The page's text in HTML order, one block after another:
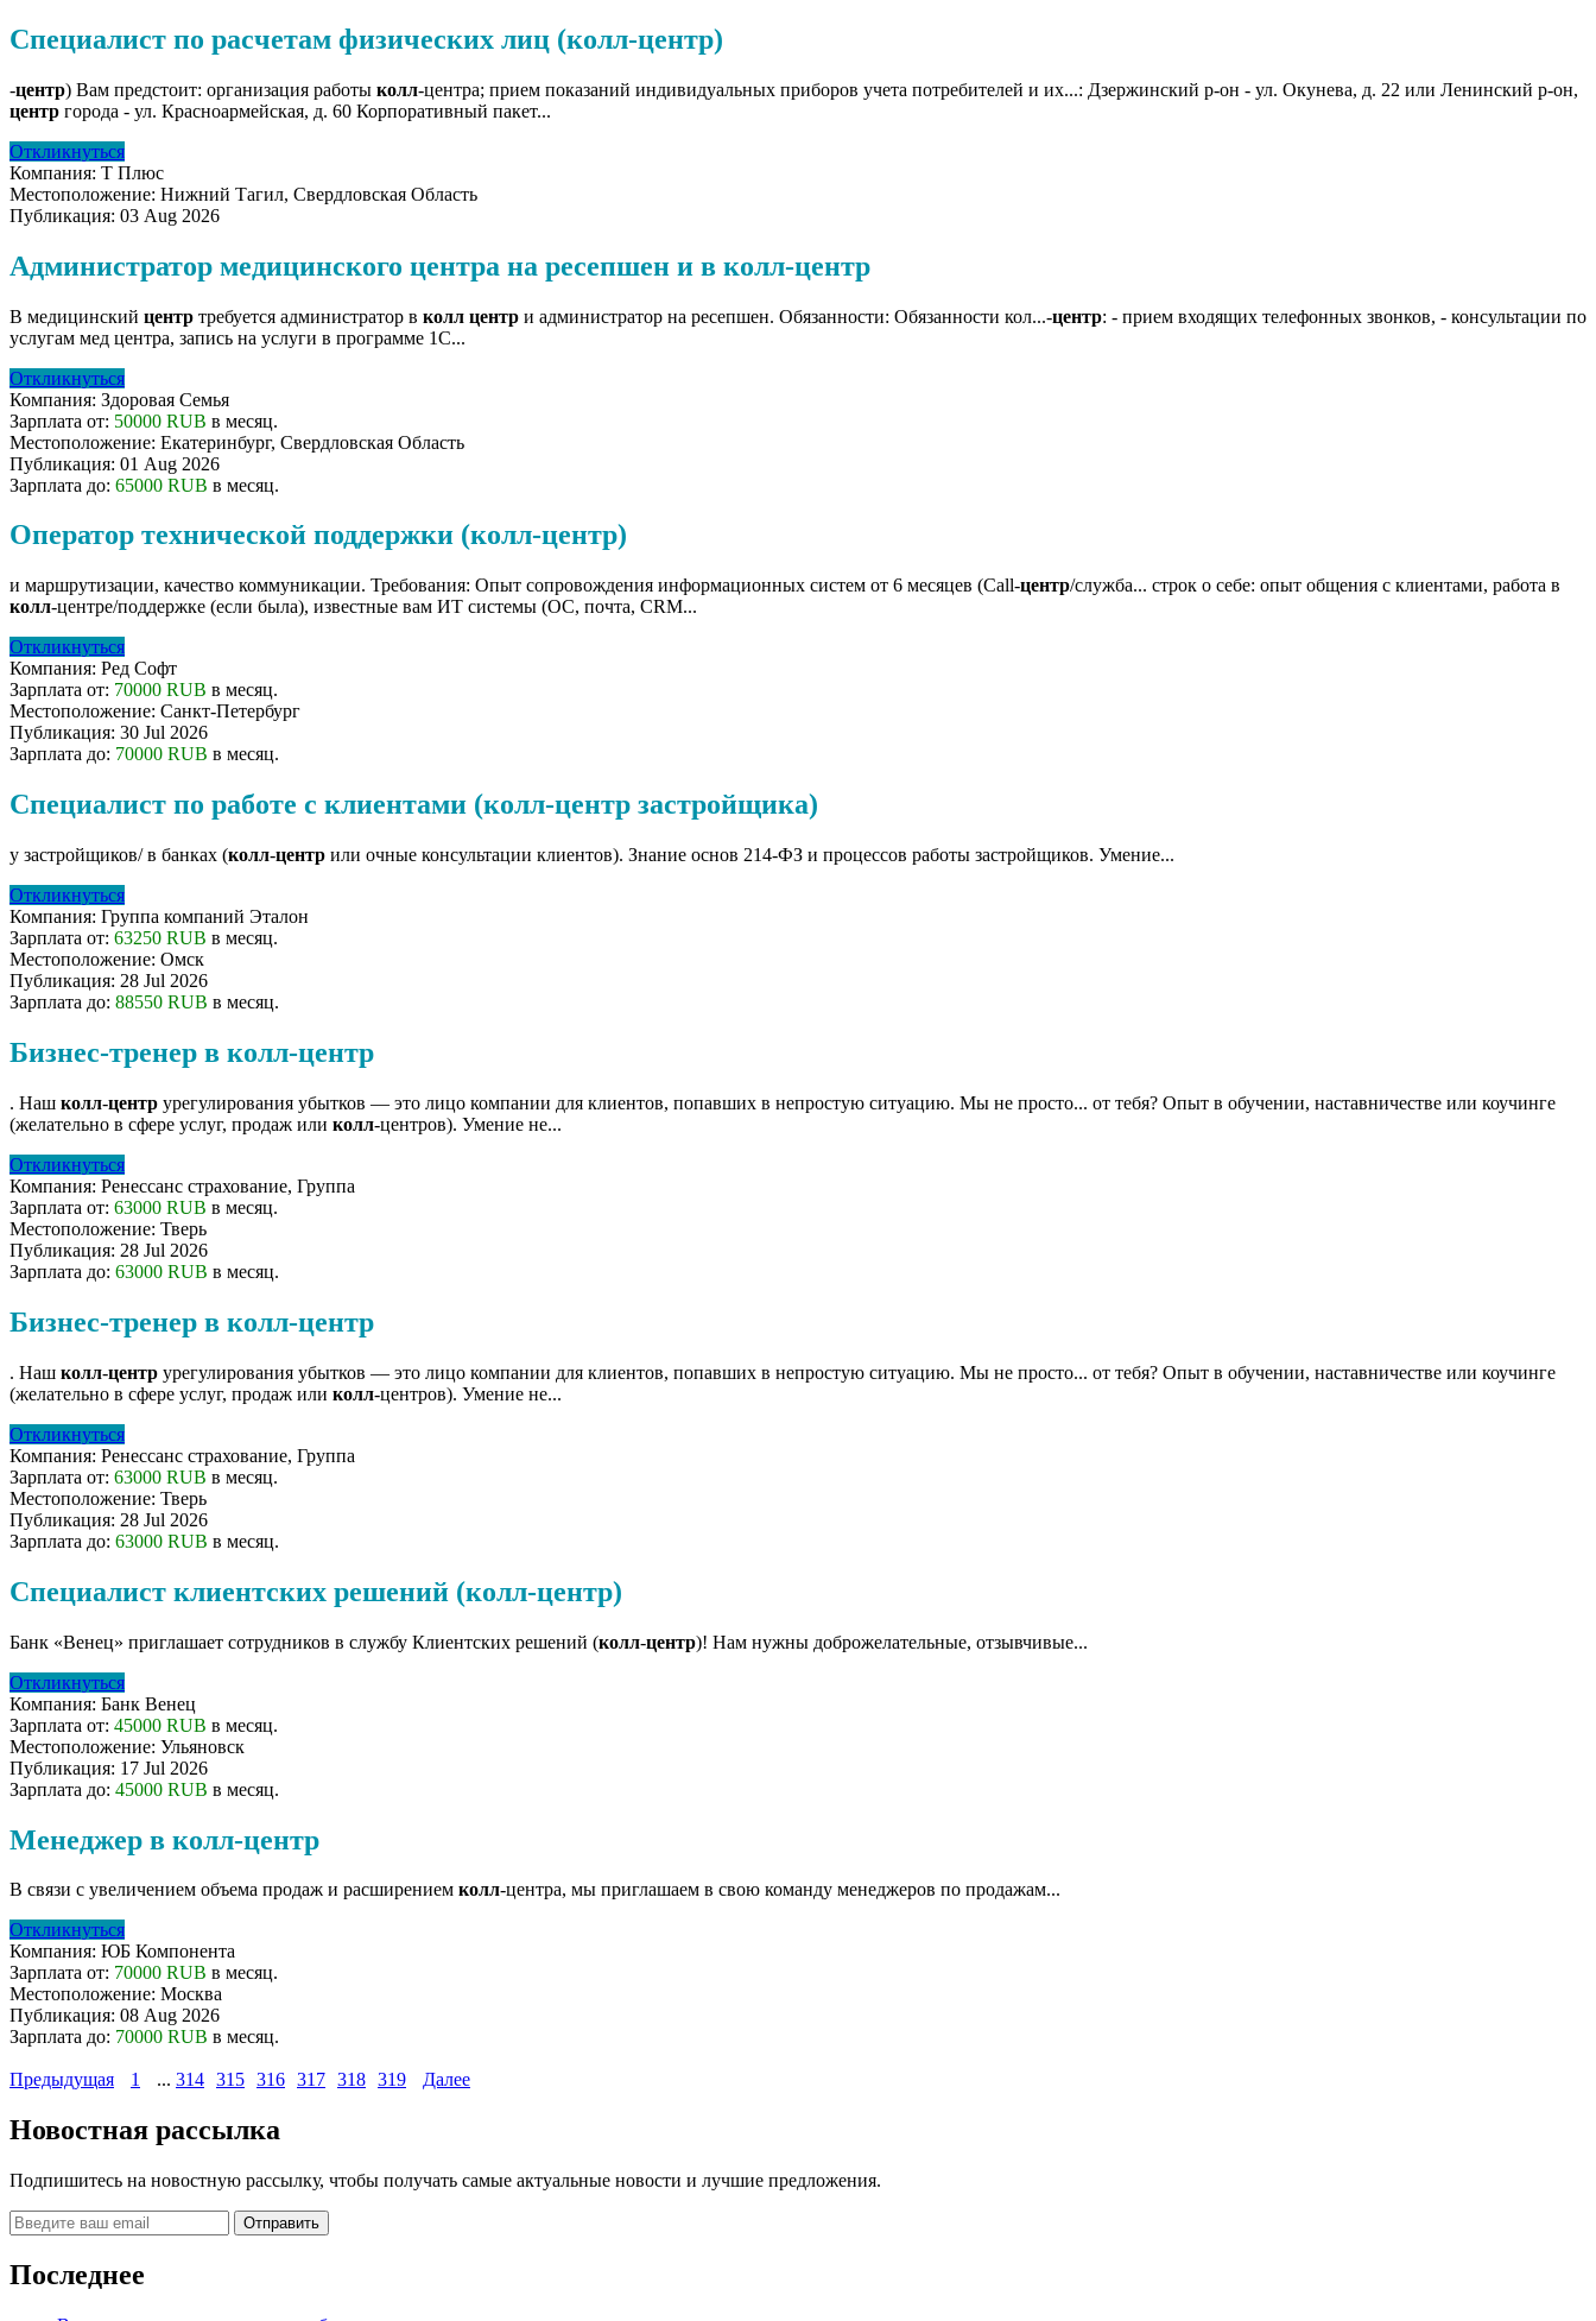
Специалист по расчетам физических лиц (колл-центр)
-центр) Вам предстоит: организация работы колл-центра; прием показаний индивидуальных приборов учета потребителей и их...: Дзержинский р-он - ул. Окунева, д. 22 или Ленинский р-он,
центр города - ул. Красноармейская, д. 60 Корпоративный пакет...
Откликнуться
Компания: Т Плюс
Местоположение: Нижний Тагил, Свердловская Область
Публикация: 03 Aug 2026
Администратор медицинского центра на ресепшен и в колл-центр
В медицинский центр требуется администратор в колл центр и администратор на ресепшен. Обязанности: Обязанности кол...-центр: - прием входящих телефонных звонков, - консультации по
услугам мед центра, запись на услуги в программе 1С...
Откликнуться
Компания: Здоровая Семья
Зарплата от: 50000 RUB в месяц.
Местоположение: Екатеринбург, Свердловская Область
Публикация: 01 Aug 2026
Зарплата до: 65000 RUB в месяц.
Оператор технической поддержки (колл-центр)
и маршрутизации, качество коммуникации. Требования: Опыт сопровождения информационных систем от 6 месяцев (Call‑центр/служба... строк о себе: опыт общения с клиентами, работа в
колл‑центре/поддержке (если была), известные вам ИТ системы (ОС, почта, CRM...
Откликнуться
Компания: Ред Софт
Зарплата от: 70000 RUB в месяц.
Местоположение: Санкт-Петербург
Публикация: 30 Jul 2026
Зарплата до: 70000 RUB в месяц.
Специалист по работе с клиентами (колл-центр застройщика)
у застройщиков/ в банках (колл-центр или очные консультации клиентов). Знание основ 214-ФЗ и процессов работы застройщиков. Умение...
Откликнуться
Компания: Группа компаний Эталон
Зарплата от: 63250 RUB в месяц.
Местоположение: Омск
Публикация: 28 Jul 2026
Зарплата до: 88550 RUB в месяц.
Бизнес-тренер в колл-центр
. Наш колл-центр урегулирования убытков — это лицо компании для клиентов, попавших в непростую ситуацию. Мы не просто... от тебя? Опыт в обучении, наставничестве или коучинге
(желательно в сфере услуг, продаж или колл-центров). Умение не...
Откликнуться
Компания: Ренессанс cтрахование, Группа
Зарплата от: 63000 RUB в месяц.
Местоположение: Тверь
Публикация: 28 Jul 2026
Зарплата до: 63000 RUB в месяц.
Бизнес-тренер в колл-центр
. Наш колл-центр урегулирования убытков — это лицо компании для клиентов, попавших в непростую ситуацию. Мы не просто... от тебя? Опыт в обучении, наставничестве или коучинге
(желательно в сфере услуг, продаж или колл-центров). Умение не...
Откликнуться
Компания: Ренессанс cтрахование, Группа
Зарплата от: 63000 RUB в месяц.
Местоположение: Тверь
Публикация: 28 Jul 2026
Зарплата до: 63000 RUB в месяц.
Специалист клиентских решений (колл-центр)
Банк «Венец» приглашает сотрудников в службу Клиентских решений (колл-центр)! Нам нужны доброжелательные, отзывчивые...
Откликнуться
Компания: Банк Венец
Зарплата от: 45000 RUB в месяц.
Местоположение: Ульяновск
Публикация: 17 Jul 2026
Зарплата до: 45000 RUB в месяц.
Менеджер в колл-центр
В связи с увеличением объема продаж и расширением колл-центра, мы приглашаем в свою команду менеджеров по продажам...
Откликнуться
Компания: ЮБ Компонента
Зарплата от: 70000 RUB в месяц.
Местоположение: Москва
Публикация: 08 Aug 2026
Зарплата до: 70000 RUB в месяц.
Предыдущая 1 ... 314 315 316 317 318 319 Далее
Новостная рассылка
Подпишитесь на новостную рассылку, чтобы получать самые актуальные новости и лучшие предложения.
Последнее